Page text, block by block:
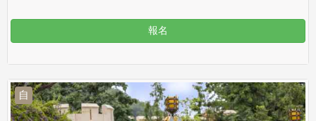
報名
自